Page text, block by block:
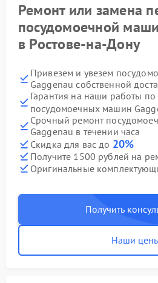
Ремонт или замена
посудомоечной
в Ростове-на-Дону
Привезем и увезем
Gaggenau собственной
Гарантия на наши работы по
посудомоечных машин
Срочный ремонт
Gaggenau в течении часа
Скидка для вас до 20%
Получите 1500 рублей на
Оригинальные
Получить
Наши